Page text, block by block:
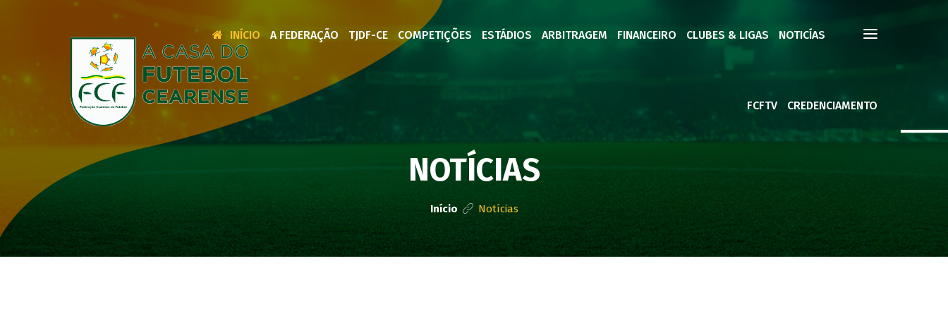
INÍCIO A FEDERAÇÃO TJDF-CE COMPETIÇÕES ESTÁDIOS ARBITRAGEM FINANCEIRO CLUBES & LIGAS NOTICÍAS
FCFTV CREDENCIAMENTO
NOTÍCIAS
Início Notícias